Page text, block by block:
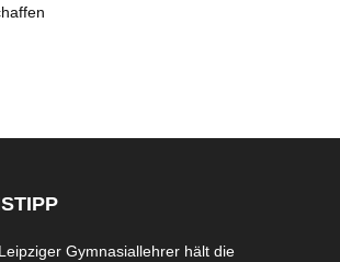
Leipziger Gymnasiallehrer hält die